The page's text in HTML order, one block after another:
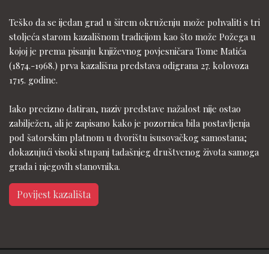
Teško da se ijedan grad u širem okruženju može pohvaliti s tri
stoljeća starom kazališnom tradicijom kao što može Požega u
kojoj je prema pisanju književnog povjesničara Tome Matića
(1874.-1968.) prva kazališna predstava odigrana 27. kolovoza
1715. godine.
Iako precizno datiran, naziv predstave nažalost nije ostao
zabilježen, ali je zapisano kako je pozornica bila postavljenja
pod šatorskim platnom u dvorištu isusovačkog samostana;
dokazujući visoki stupanj tadašnjeg društvenog života samoga
grada i njegovih stanovnika.
Povijest kazališta